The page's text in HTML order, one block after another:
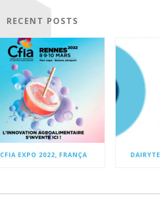
RECENT POSTS
CFIA EXPO 2022, FRANÇA